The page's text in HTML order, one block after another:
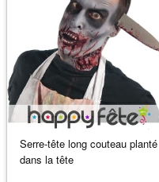
Serre-tête long couteau planté
dans la tête